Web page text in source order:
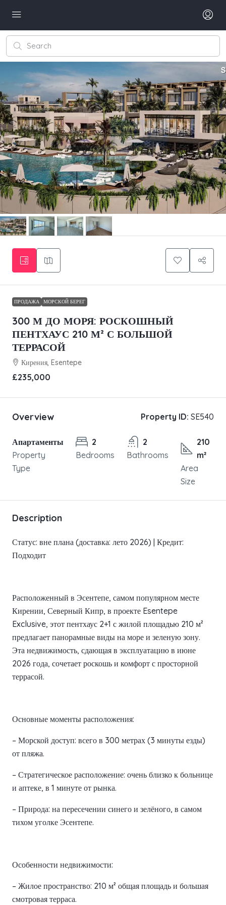
ПРОДАЖА МОРСКОЙ БЕРЕГ
300 М ДО МОРЯ: РОСКОШНЫЙ
ПЕНТХАУС 210 М² С БОЛЬШОЙ
ТЕРРАСОЙ
Кирения, Esentepe
£235,000
Overview Property ID: SE540
Апартаменты
Property
Type
2
Bedrooms
2
Bathrooms
210
m²
Area
Size
Description
Статус: вне плана (доставка: лето 2026) | Кредит:
Подходит
Расположенный в Эсентепе, самом популярном месте
Кирении, Северный Кипр, в проекте Esentepe
Exclusive, этот пентхаус 2+1 с жилой площадью 210 м²
предлагает панорамные виды на море и зеленую зону.
Эта недвижимость, сдающая в эксплуатацию в июне
2026 года, сочетает роскошь и комфорт с просторной
террасой.
Основные моменты расположения:
– Морской доступ: всего в 300 метрах (3 минуты езды)
от пляжа.
– Стратегическое расположение: очень близко к больнице
и аптеке, в 1 минуте от рынка.
– Природа: на пересечении синего и зелёного, в самом
тихом уголке Эсентепе.
Особенности недвижимости:
– Жилое пространство: 210 м² общая площадь и большая
смотровая терраса.